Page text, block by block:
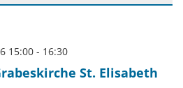
15:00 - 16:30
St. Elisabeth